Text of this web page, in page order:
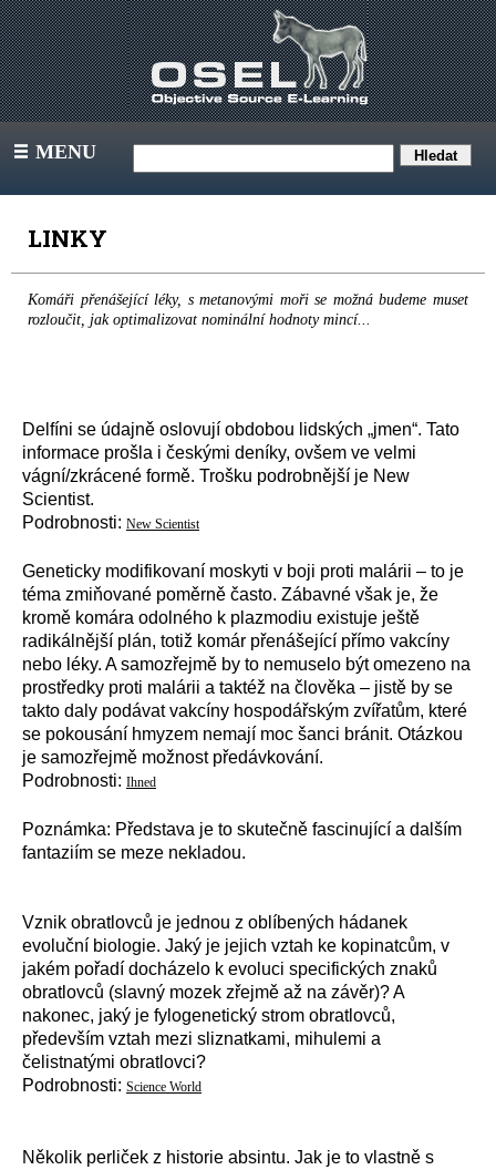
III MENU
LINKY
Komáři přenášející léky, s metanovými moři se možná budeme muset
rozloučit, jak optimalizovat nominální hodnoty mincí...
Delfíni se údajně oslovují obdobou lidských „jmen“. Tato
informace prošla i českými deníky, ovšem ve velmi
vágní/zkrácené formě. Trošku podrobnější je New
Scientist.
Podrobnosti: New Scientist
Geneticky modifikovaní moskyti v boji proti malárii – to je
téma zmiňované poměrně často. Zábavné však je, že
kromě komára odolného k plazmodiu existuje ještě
radikálnější plán, totiž komár přenášející přímo vakcíny
nebo léky. A samozřejmě by to nemuselo být omezeno na
prostředky proti malárii a taktéž na člověka – jistě by se
takto daly podávat vakcíny hospodářským zvířatům, které
se pokousání hmyzem nemají moc šanci bránit. Otázkou
je samozřejmě možnost předávkování.
Podrobnosti: Ihned
Poznámka: Představa je to skutečně fascinující a dalším
fantaziím se meze nekladou.
Vznik obratlovců je jednou z oblíbených hádanek
evoluční biologie. Jaký je jejich vztah ke kopinatcům, v
jakém pořadí docházelo k evoluci specifických znaků
obratlovců (slavný mozek zřejmě až na závěr)? A
nakonec, jaký je fylogenetický strom obratlovců,
především vztah mezi sliznatkami, mihulemi a
čelistnatými obratlovci?
Podrobnosti: Science World
Několik perliček z historie absintu. Jak je to vlastně s